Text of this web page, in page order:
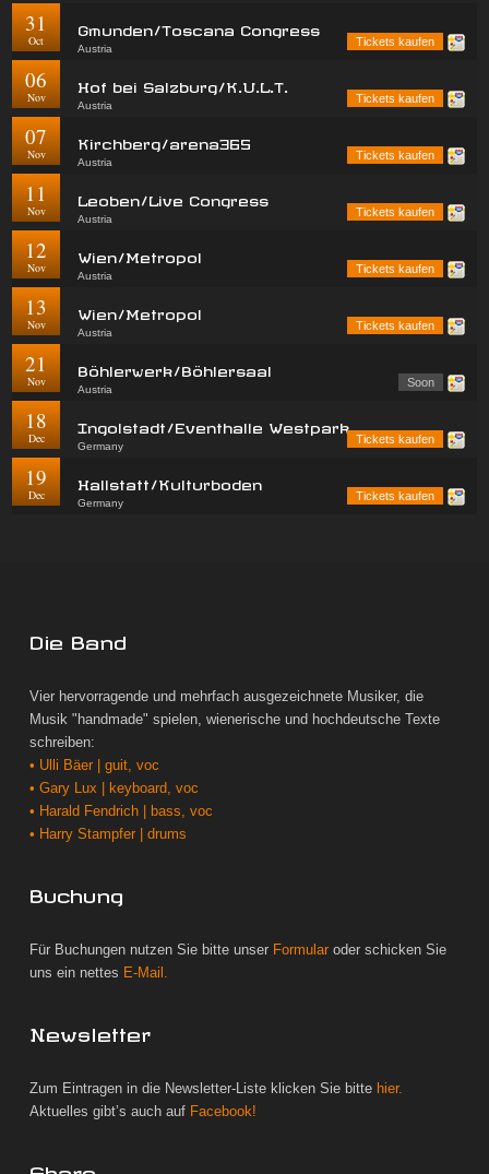
31
Oct
Gmunden/Toscana Congress
Austria
Tickets kaufen
06
Nov
Hof bei Salzburg/K.U.L.T.
Austria
Tickets kaufen
07
Nov
Kirchberg/arena365
Austria
Tickets kaufen
11
Nov
Leoben/Live Congress
Austria
Tickets kaufen
12
Nov
Wien/Metropol
Austria
Tickets kaufen
13
Nov
Wien/Metropol
Austria
Tickets kaufen
21
Nov
Böhlerwerk/Böhlersaal
Austria
Soon
18
Dec
Ingolstadt/Eventhalle Westpark
Germany
Tickets kaufen
19
Dec
Hallstatt/Kulturboden
Germany
Tickets kaufen
Die Band
Vier hervorragende und mehrfach ausgezeichnete Musiker, die
Musik "handmade" spielen, wienerische und hochdeutsche Texte
schreiben:
• Ulli Bäer | guit, voc
• Gary Lux | keyboard, voc
• Harald Fendrich | bass, voc
• Harry Stampfer | drums
Buchung
Für Buchungen nutzen Sie bitte unser Formular oder schicken Sie
uns ein nettes E-Mail.
Newsletter
Zum Eintragen in die Newsletter-Liste klicken Sie bitte hier.
Aktuelles gibt’s auch auf Facebook!
Share